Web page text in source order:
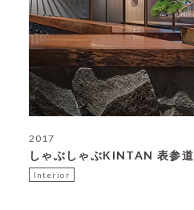
2017
しゃぶしゃぶKINTAN 表参道
Interior